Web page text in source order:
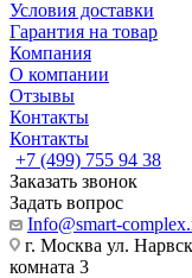
Условия доставки
Гарантия на товар
Компания
О компании
Отзывы
Контакты
Контакты
+7 (499) 755 94 38
Заказать звонок
Задать вопрос
Info@smart-
г. Москва ул.
комната 3